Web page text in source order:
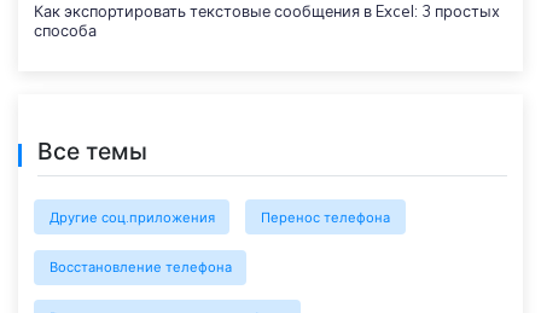
Как экспортировать текстовые сообщения в Excel: 3 простых
способа
Все темы
Другие соц.приложения Перенос телефона
Восстановление телефона